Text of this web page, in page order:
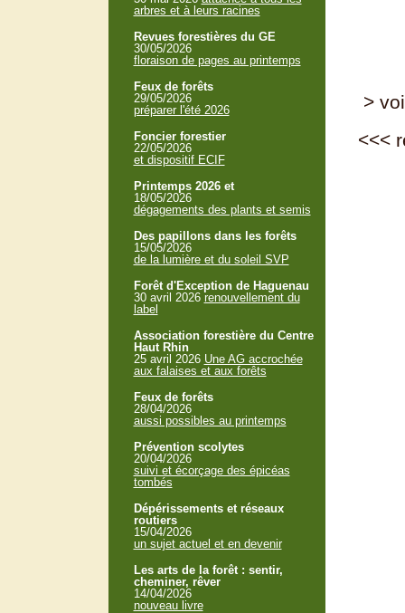
>
<<<
arbres et à leurs racines
Revues forestières du GE
30/05/2026
floraison de pages au printemps
Feux de forêts
29/05/2026
préparer l'été 2026
Foncier forestier
22/05/2026
et dispositif ECIF
Printemps 2026 et
18/05/2026
dégagements des plants et semis
Des papillons dans les forêts
15/05/2026
de la lumière et du soleil SVP
Forêt d'Exception de Haguenau
30 avril 2026 renouvellement du
label
Association forestière du Centre
Haut Rhin
25 avril 2026 Une AG accrochée
aux falaises et aux forêts
Feux de forêts
28/04/2026
aussi possibles au printemps
Prévention scolytes
20/04/2026
suivi et écorçage des épicéas
tombés
Dépérissements et réseaux
routiers
15/04/2026
un sujet actuel et en devenir
Les arts de la forêt : sentir,
cheminer, rêver
14/04/2026
nouveau livre